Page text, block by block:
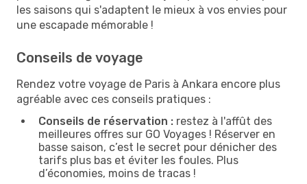
les saisons qui s'adaptent le mieux à vos envies pour
une escapade mémorable !
Conseils de voyage
Rendez votre voyage de Paris à Ankara encore plus
agréable avec ces conseils pratiques :
Conseils de réservation : restez à l'affût des
meilleures offres sur GO Voyages ! Réserver en
basse saison, c’est le secret pour dénicher des
tarifs plus bas et éviter les foules. Plus
d’économies, moins de tracas !